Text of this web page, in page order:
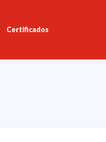
Certificados